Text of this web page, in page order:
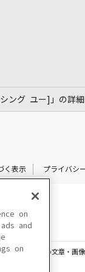
ング ユー]」の詳細
く表示 プライバシ
れている一切の文章・画
on
and
on